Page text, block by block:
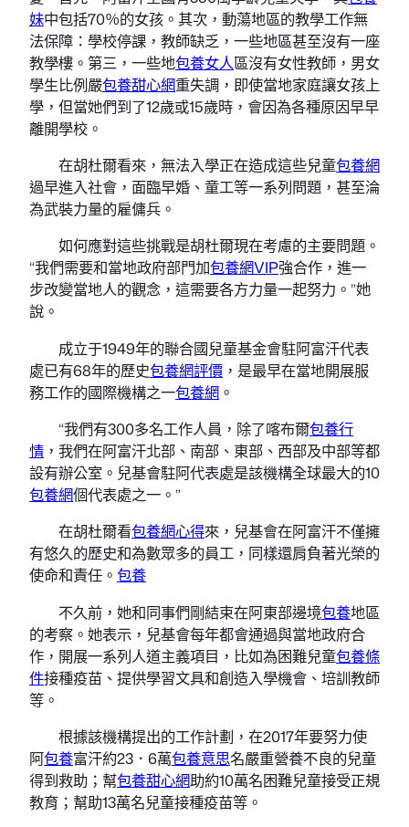
妹中包括70％的女孩。其次，動蕩地區的教學工作無
法保障：學校停課，教師缺乏，一些地區甚至沒有一座
教學樓。第三，一些地包養女人區沒有女性教師，男女
學生比例嚴包養甜心網重失調，即使當地家庭讓女孩上
學，但當她們到了12歲或15歲時，會因為各種原因早早
離開學校。
在胡杜爾看來，無法入學正在造成這些兒童包養網
過早進入社會，面臨早婚、童工等一系列問題，甚至淪
為武裝力量的雇傭兵。
如何應對這些挑戰是胡杜爾現在考慮的主要問題。
“我們需要和當地政府部門加包養網VIP強合作，進一
步改變當地人的觀念，這需要各方力量一起努力。”她
說。
成立于1949年的聯合國兒童基金會駐阿富汗代表
處已有68年的歷史包養網評價 ，是最早在當地開展服
務工作的國際機構之一包養網 。
“我們有300多名工作人員，除了喀布爾包養行
情 ，我們在阿富汗北部、南部、東部、西部及中部等都
設有辦公室。兒基會駐阿代表處是該機構全球最大的10
包養網個代表處之一。”
在胡杜爾看包養網心得來，兒基會在阿富汗不僅擁
有悠久的歷史和為數眾多的員工，同樣還肩負著光榮的
使命和責任。 包養
不久前，她和同事們剛結束在阿東部邊境包養地區
的考察。她表示，兒基會每年都會通過與當地政府合
作，開展一系列人道主義項目，比如為困難兒童包養條
件接種疫苗、提供學習文具和創造入學機會、培訓教師
等。
根據該機構提出的工作計劃，在2017年要努力使
阿包養富汗約23．6萬包養意思名嚴重營養不良的兒童
得到救助；幫包養甜心網助約10萬名困難兒童接受正規
教育；幫助13萬名兒童接種疫苗等。